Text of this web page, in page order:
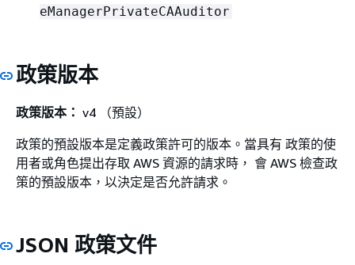
eManagerPrivateCAAuditor
政策版本
政策版本： v4 （預設）
政策的預設版本是定義政策許可的版本。當具有 政策的使
用者或角色提出存取 AWS 資源的請求時， 會 AWS 檢查政
策的預設版本，以決定是否允許請求。
JSON 政策文件